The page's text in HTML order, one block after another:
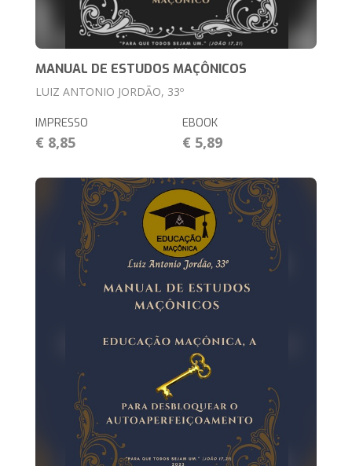
MANUAL DE ESTUDOS MAÇÔNICOS
LUIZ ANTONIO JORDÃO, 33º
IMPRESSO
€ 8,85
EBOOK
€ 5,89